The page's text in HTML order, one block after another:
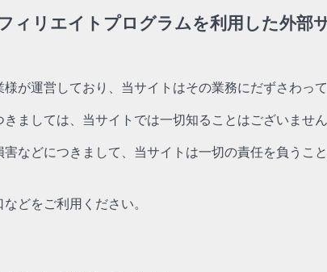
ィリエイトプログラムを利用した外部
が運営しており、当サイトはその業務にだずさわって
ましては、当サイトでは一切知ることはございません
などにつきまして、当サイトは一切の責任を負うこ
どをご利用ください。